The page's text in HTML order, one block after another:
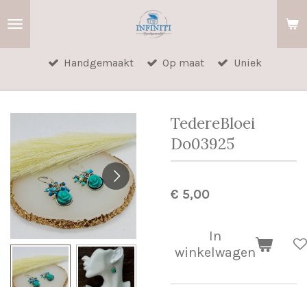
hoofdinhoud
Handgemaakt Op maat Uniek
TedereBloei
Do03925
€ 5,00
In
winkelwagen